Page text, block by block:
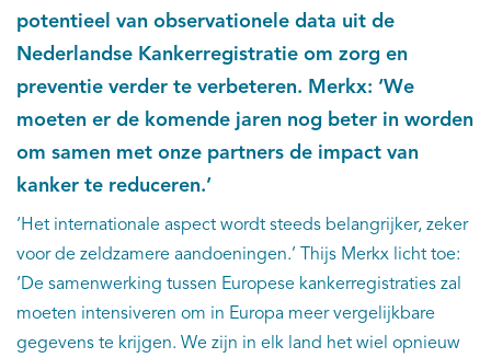
potentieel van observationele data uit de
Nederlandse Kankerregistratie om zorg en
preventie verder te verbeteren. Merkx: ‘We
moeten er de komende jaren nog beter in worden
om samen met onze partners de impact van
kanker te reduceren.’
‘Het internationale aspect wordt steeds belangrijker, zeker
voor de zeldzamere aandoeningen.’ Thijs Merkx licht toe:
‘De samenwerking tussen Europese kankerregistraties zal
moeten intensiveren om in Europa meer vergelijkbare
gegevens te krijgen. We zijn in elk land het wiel opnieuw